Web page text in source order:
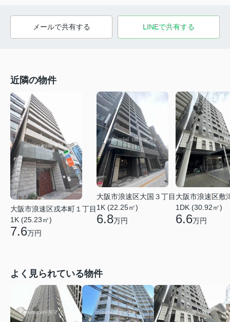
メールで共有する LINEで共有する
近隣の物件
大阪市浪速区戎本町１丁目
1K (25.23㎡)
7.6万円
大阪市浪速区大国３丁目
1K (22.25㎡)
6.8万円
大阪市浪速区敷
1DK (30.92㎡)
6.6万円
よく見られている物件